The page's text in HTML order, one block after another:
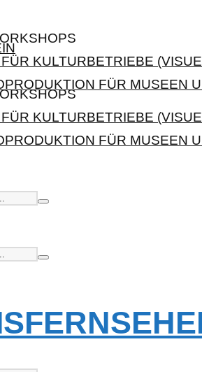
KULTURBETRIEBE
FÜR MUSEEN
KULTURBETRIEBE
FÜR MUSEEN